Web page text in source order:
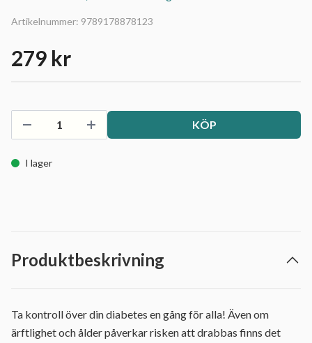
Artikelnummer: 9789178878123
279 kr
KÖP
I lager
Produktbeskrivning
Ta kontroll över din diabetes en gång för alla! Även om
ärftlighet och ålder påverkar risken att drabbas finns det